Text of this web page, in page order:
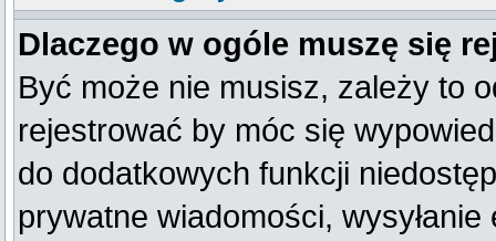
Dlaczego w ogóle muszę się
Być może nie musisz, zależy to
rejestrować by móc się
do dodatkowych funkcji
prywatne wiadomości,